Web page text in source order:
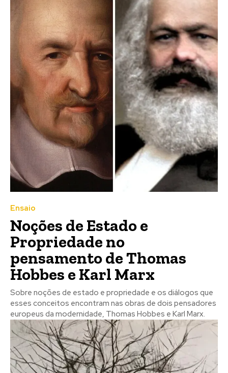
Ensaio
Noções de Estado e
Propriedade no
pensamento de Thomas
Hobbes e Karl Marx
Sobre noções de estado e propriedade e os diálogos que
esses conceitos encontram nas obras de dois pensadores
europeus da modernidade, Thomas Hobbes e Karl Marx.